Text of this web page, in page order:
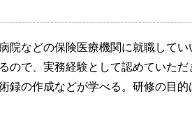
院などの保険医療機関に就職してい
ので、実務経験として認めていただ
録の作成などが学べる。研修の目的